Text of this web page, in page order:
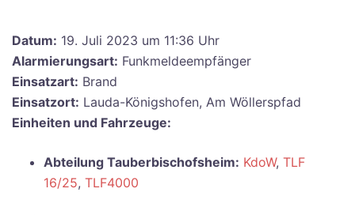
Datum: 19. Juli 2023 um 11:36 Uhr
Alarmierungsart: Funkmeldeempfänger
Einsatzart: Brand
Einsatzort: Lauda-Königshofen, Am Wöllerspfad
Einheiten und Fahrzeuge:
Abteilung Tauberbischofsheim: KdoW, TLF
16/25, TLF4000